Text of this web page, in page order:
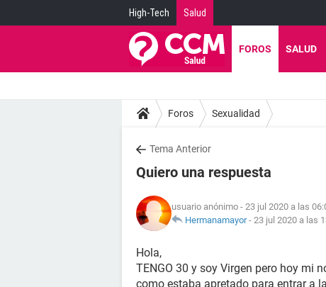
High-Tech Salud
FOROS SALUD
Foros Sexualidad
Tema Anterior
Quiero una respuesta
usuario anónimo - 23 jul 2020 a las
Hermanamayor- 23 jul 2020 a las
Hola,
TENGO 30 y soy Virgen pero hoy mi
como estaba apretado para entrar a